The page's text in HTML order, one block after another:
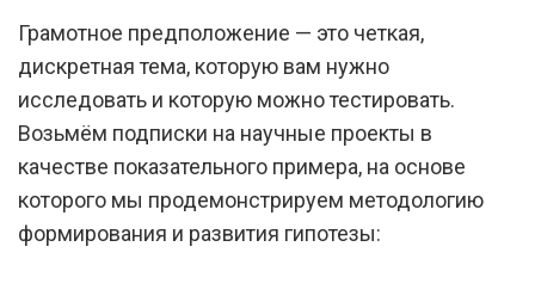
Грамотное предположение — это четкая,
дискретная тема, которую вам нужно
исследовать и которую можно тестировать.
Возьмём подписки на научные проекты в
качестве показательного примера, на основе
которого мы продемонстрируем методологию
формирования и развития гипотезы: